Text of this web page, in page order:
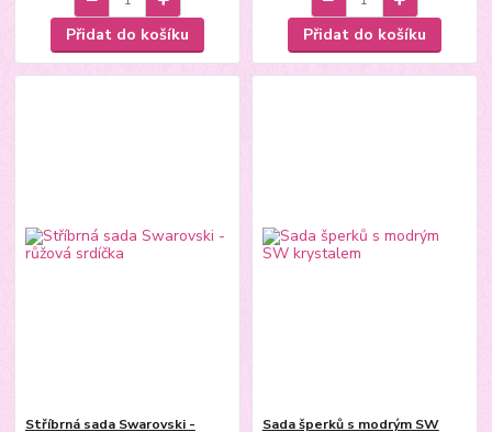
Přidat do košíku Přidat do košíku
Stříbrná sada Swarovski -
Sada šperků s modrým SW